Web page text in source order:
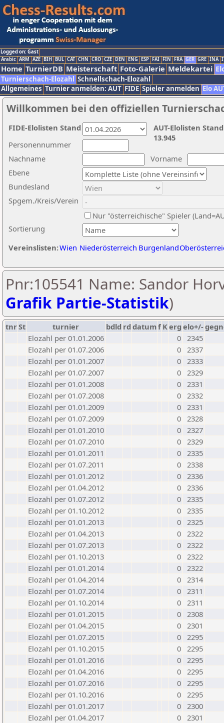
Logged on: Gast
Arabic ARM AZE BIH BUL CAT CHN CRO CZE DEN ENG ESP FAI FIN FRA GER GRE INA
Home TurnierDB Meisterschaft Foto-Galerie Meldekartei
Turnierschach-Elozahl Schnellschach-Elozahl
Allgemeines Turnier anmelden: AUT FIDE Spieler anmelden Elo
Willkommen bei den offiziellen
Nachname
Vorname
Ebene
Sortierung
Personennummer
Bundesland
Spgem./Kreis/Verein
Nur "österreichische" Spieler
Vereinslisten:Wien Niederösterreich Burgenland
AUT-Elolisten
13.945
FIDE-Elolisten Stand
Pnr:105541 Name: Sandor
Grafik Partie-Statistik)
tnrSt turnier bdld rd datumf Kerg elo+/-
Elozahl per 01.01.2006
0 2345
Elozahl per 01.07.2006
0 2337
Elozahl per 01.01.2007
0 2333
Elozahl per 01.07.2007
0 2329
Elozahl per 01.01.2008
0 2331
Elozahl per 01.07.2008
0 2332
Elozahl per 01.01.2009
0 2331
Elozahl per 01.07.2009
0 2328
Elozahl per 01.01.2010
0 2327
Elozahl per 01.07.2010
0 2329
Elozahl per 01.01.2011
0 2335
Elozahl per 01.07.2011
0 2338
Elozahl per 01.01.2012
0 2336
Elozahl per 01.04.2012
0 2336
Elozahl per 01.07.2012
0 2335
Elozahl per 01.10.2012
0 2335
Elozahl per 01.01.2013
0 2325
Elozahl per 01.04.2013
0 2322
Elozahl per 01.07.2013
0 2322
Elozahl per 01.10.2013
0 2322
Elozahl per 01.01.2014
0 2322
Elozahl per 01.04.2014
0 2314
Elozahl per 01.07.2014
0 2311
Elozahl per 01.10.2014
0 2311
Elozahl per 01.01.2015
0 2308
Elozahl per 01.04.2015
0 2301
Elozahl per 01.07.2015
0 2295
Elozahl per 01.10.2015
0 2295
Elozahl per 01.01.2016
0 2295
Elozahl per 01.04.2016
0 2295
Elozahl per 01.07.2016
0 2295
Elozahl per 01.10.2016
0 2295
Elozahl per 01.01.2017
0 2300
Elozahl per 01.04.2017
0 2301